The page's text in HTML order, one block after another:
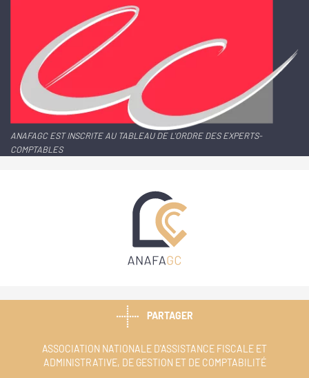
ANAFAGC EST INSCRITE AU TABLEAU DE L'ORDRE DES EXPERTS-
COMPTABLES
PARTAGER
ASSOCIATION NATIONALE D'ASSISTANCE FISCALE ET
ADMINISTRATIVE, DE GESTION ET DE COMPTABILITÉ